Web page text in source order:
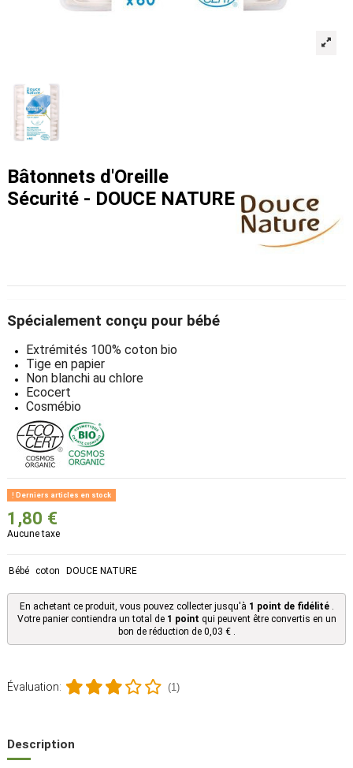
Bâtonnets d'Oreille
Sécurité - DOUCE NATURE
Spécialement conçu pour bébé
Extrémités 100% coton bio
Tige en papier
Non blanchi au chlore
Ecocert
Cosmébio
Derniers articles en stock
1,80 €
Aucune taxe
Bébé coton DOUCE NATURE
En achetant ce produit, vous pouvez collecter jusqu'à 1 point de fidélité.
Votre panier contiendra un total de 1 point qui peuvent être convertis en un
bon de réduction de 0,03 €.
Évaluation: (1)
Description